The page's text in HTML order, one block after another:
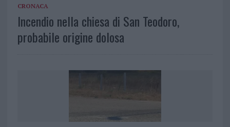
CRONACA
Incendio nella chiesa di San Teodoro,
probabile origine dolosa